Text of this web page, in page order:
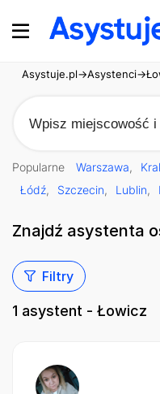
Asystuje.pl→Asystenci→
Popularne Warszawa
Łódź
Szczecin Lublin
Znajdź asystenta
Filtry
1 asystent - Łowicz